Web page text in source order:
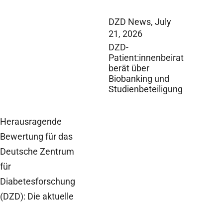
DZD News, July
21, 2026
DZD-
Patient:innenbeirat
berät über
Biobanking und
Studienbeteiligung
Herausragende
Bewertung für das
Deutsche Zentrum
für
Diabetesforschung
(DZD): Die aktuelle